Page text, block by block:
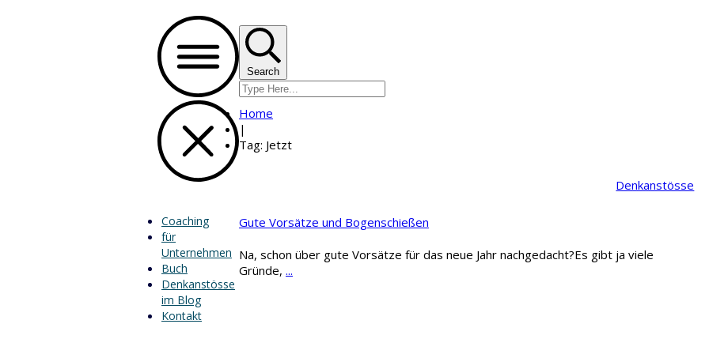
Coaching
für
Unternehmen
Buch
Denkanstösse
im Blog
Kontakt
Search
Home
|
Tag: Jetzt
Denkanstösse
Gute Vorsätze und Bogenschießen
Na, schon über gute Vorsätze für das neue Jahr nachgedacht?Es gibt ja viele
Gründe, ...